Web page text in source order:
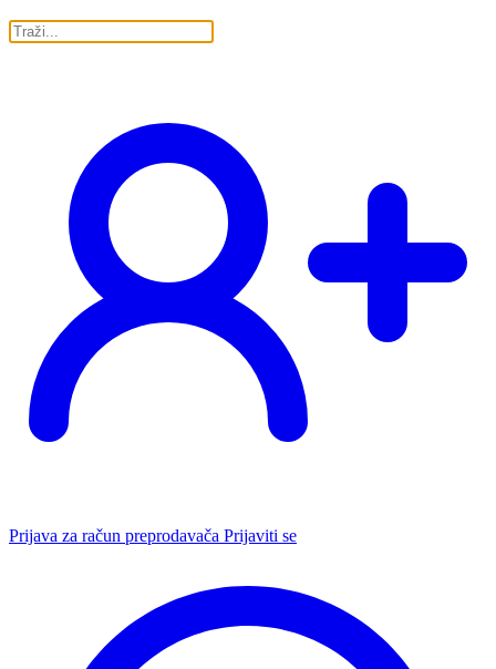
Prijava za račun preprodavača Prijaviti se